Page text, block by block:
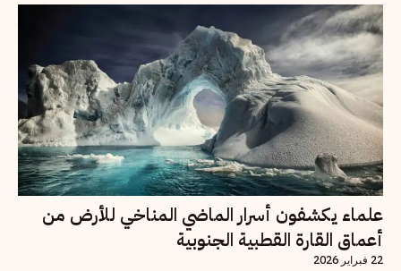
علماء يكشفون أسرار الماضي المناخي للأرض من
أعماق القارة القطبية الجنوبية
22 فبراير 2026